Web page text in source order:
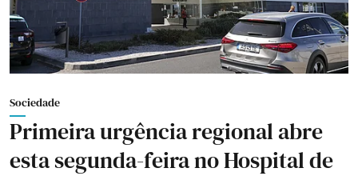
Sociedade
Primeira urgência regional abre
esta segunda-feira no Hospital de